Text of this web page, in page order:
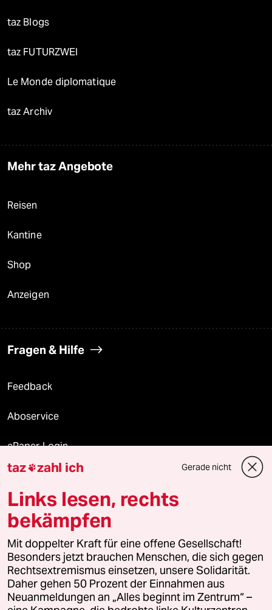
taz Blogs
taz FUTURZWEI
Le Monde diplomatique
taz Archiv
Mehr taz Angebote
Reisen
Kantine
Shop
Anzeigen
Fragen & Hilfe
Feedback
Aboservice
ePaper Login
Downloads für Abonnierende
© 2026 taz Verlags und Vertriebs GmbH
Alle Rechte vorbehalten. Bei rechtlichen Fragen oder für Genehmigungen
wenden Sie sich bitte an
lizenzen@taz.de
Feedback Redaktionsstatut Kommune-Richtlinien
taz zahl ich Gerade nicht
Links lesen, rechts
bekämpfen
Mit doppelter Kraft für eine offene Gesellschaft!
Besonders jetzt brauchen Menschen, die sich gegen
Rechtsextremismus einsetzen, unsere Solidarität.
Daher gehen 50 Prozent der Einnahmen aus
Neuanmeldungen an „Alles beginnt im Zentrum“ –